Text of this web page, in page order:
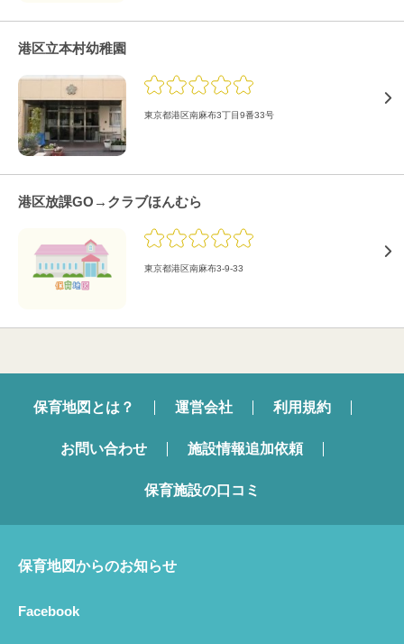
港区立本村幼稚園
東京都港区南麻布3丁目9番33号
港区放課GO→クラブほんむら
東京都港区南麻布3-9-33
保育地図とは？ 運営会社 利用規約
お問い合わせ 施設情報追加依頼
保育施設の口コミ
保育地図からのお知らせ
Facebook